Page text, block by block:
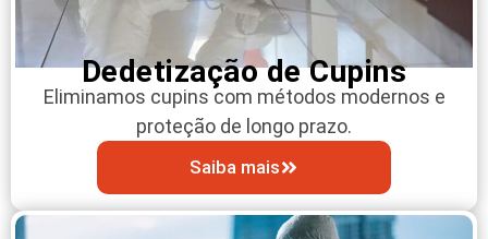
Dedetização de Cupins
Eliminamos cupins com métodos modernos e
proteção de longo prazo.
Saiba mais